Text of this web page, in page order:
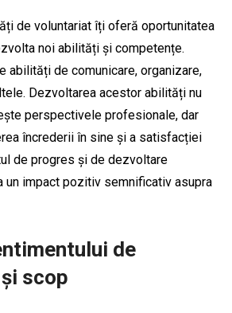
de voluntariat îți oferă oportunitatea
noi abilități și competențe.
abilități de comunicare, organizare,
Dezvoltarea acestor abilități nu
perspectivele profesionale, dar
încrederii în sine și a satisfacției
de progres și de dezvoltare
un impact pozitiv semnificativ asupra
de
scop